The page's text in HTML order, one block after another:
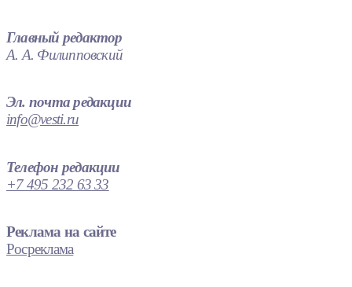
Главный редактор
А. А. Филипповский
Эл. почта редакции
info@vesti.ru
Телефон редакции
+7 495 232 63 33
Реклама на сайте
Росреклама